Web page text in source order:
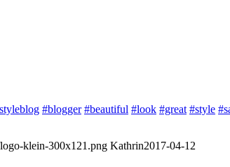
#blogger #beautiful #look #great #style
klein-300x121.png Kathrin2017-04-12